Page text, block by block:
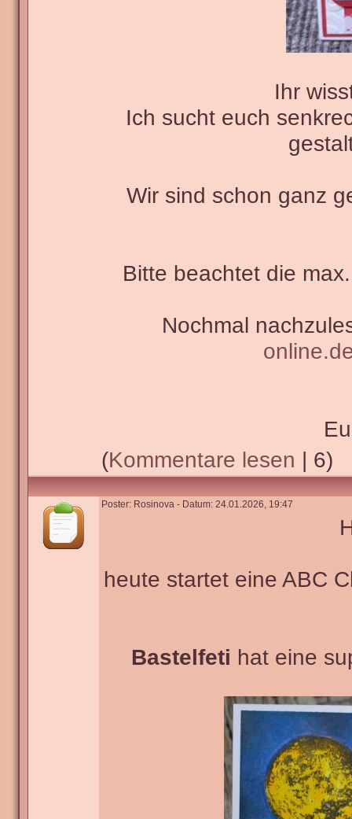
Ihr
Ich sucht euch
Wir sind schon ganz
Bitte beachtet die
Nochmal
(Kommentare lesen | 6)
Poster: Rosinova - Datum: 24.01.2026, 19:47
heute startet eine ABC
Bastelfeti hat eine